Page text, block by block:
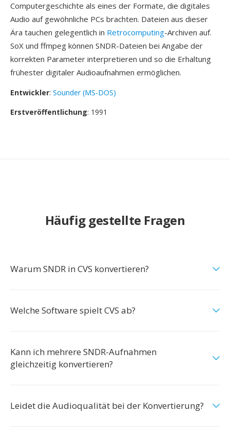
Computergeschichte als eines der Formate, die digitales
Audio auf gewöhnliche PCs brachten. Dateien aus dieser
Ära tauchen gelegentlich in Retrocomputing-Archiven auf.
SoX und ffmpeg können SNDR-Dateien bei Angabe der
korrekten Parameter interpretieren und so die Erhaltung
frühester digitaler Audioaufnahmen ermöglichen.
Entwickler: Sounder (MS-DOS)
Erstveröffentlichung: 1991
Häufig gestellte Fragen
Warum SNDR in CVS konvertieren?
Welche Software spielt CVS ab?
Kann ich mehrere SNDR-Aufnahmen
gleichzeitig konvertieren?
Leidet die Audioqualität bei der Konvertierung?